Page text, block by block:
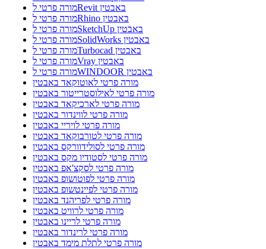
מורה פרטי לRevit באבטין
מורה פרטי לRhino באבטין
מורה פרטי לSketchUp באבטין
מורה פרטי לSolidWorks באבטין
מורה פרטי לTurbocad באבטין
מורה פרטי לVray באבטין
מורה פרטי לWINDOOR באבטין
מורה פרטי לאוטוקאד באבטין
מורה פרטי לאילוסטרייטור באבטין
מורה פרטי לארכיקאד באבטין
מורה פרטי לווינדור באבטין
מורה פרטי לויריי באבטין
מורה פרטי לטורבוקאד באבטין
מורה פרטי לסולידוורקס באבטין
מורה פרטי לסטודיו מקס באבטין
מורה פרטי לסקצ'אפ באבטין
מורה פרטי לפוטושופ באבטין
מורה פרטי לפיינטשופ באבטין
מורה פרטי לפריהנד באבטין
מורה פרטי לרוויט באבטין
מורה פרטי לריינו באבטין
מורה פרטי לרינדור באבטין
מורה פרטי לתלת מימד באבטין